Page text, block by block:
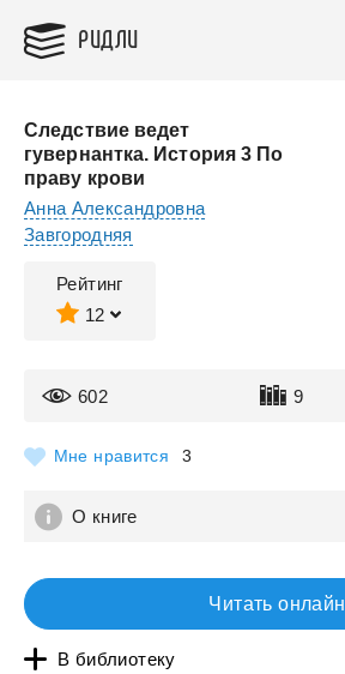
РИДЛИ
Следствие ведет
гувернантка. История 3 По
праву крови
Анна Александровна
Завгородняя
Рейтинг
12
602 9
Мне нравится 3
О книге
Читать онлайн
В библиотеку